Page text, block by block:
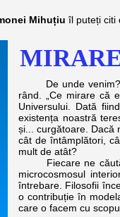
Mihuțiu îl puteți citi
De unde venim?
rând. „Ce mirare că
Universului. Dată
existența noastră
și... curgătoare. Dacă
cât de întâmplători,
mult de atât?
Fiecare ne căutăm
microcosmosul
întrebare. Filosofii
o contribuție în
care o facem cu